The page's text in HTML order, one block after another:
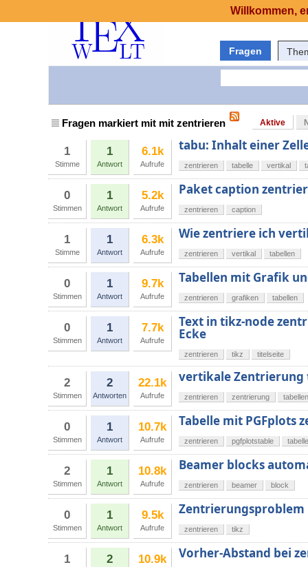
Fragen
Fragen markiert mit mit zentrieren Aktive
1
Stimme
1
Antwort
6.1k
Aufrufe
tabu: Inhalt einer
zentrieren tabelle vertikal
0
Stimmen
1
Antwort
5.2k
Aufrufe
Paket caption
zentrieren caption
1
Stimme
1
Antwort
6.3k
Aufrufe
Wie zentriere ich
zentrieren vertikal tabellen
0
Stimmen
1
Antwort
9.7k
Aufrufe
Tabellen mit Grafik
zentrieren grafiken tabellen
0
Stimmen
1
Antwort
7.7k
Aufrufe
Text in tikz-node
Ecke
zentrieren tikz titelseite
2
Stimmen
2
Antworten
22.1k
Aufrufe
vertikale Zentrierung
zentrieren zentrierung tabellen
0
Stimmen
1
Antwort
10.7k
Aufrufe
Tabelle mit PGFplots
zentrieren pgfplotstable
2
Stimmen
1
Antwort
10.8k
Aufrufe
Beamer blocks
zentrieren beamer block
0
Stimmen
1
Antwort
9.5k
Aufrufe
Zentrierungsproblem
zentrieren tikz
1 2 10.9k Vorher-Abstand bei
Willkommen,